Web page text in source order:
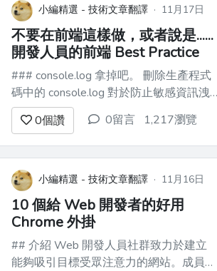
參加程式設計訓練營 別報名了。只是學
習程式設計三個月，沒辦法讓...
小編精選 - 技術文章翻譯 · 11月17日
不要在前端這樣做，或者說是......
開發人員的前端 Best Practice
### console.log 拿掉吧。 刪除生產程式
碼中的 console.log 對於防止敏感資訊洩
漏並提高效能非常重要。 ### 控制台錯
誤和警告 調查並修復。 解決生產程式碼
中的控制台錯誤對於保持流暢且無錯誤的
使用者體驗非常重要。 ### TypeScri...
0個讚 0留言 1,217瀏覽
小編精選 - 技術文章翻譯 · 11月16日
10 個給 Web 開發者的好用
Chrome 外掛
## 介紹 Web 開發人員社群致力於建立
能夠吸引目標受眾注意力的網站。成員總